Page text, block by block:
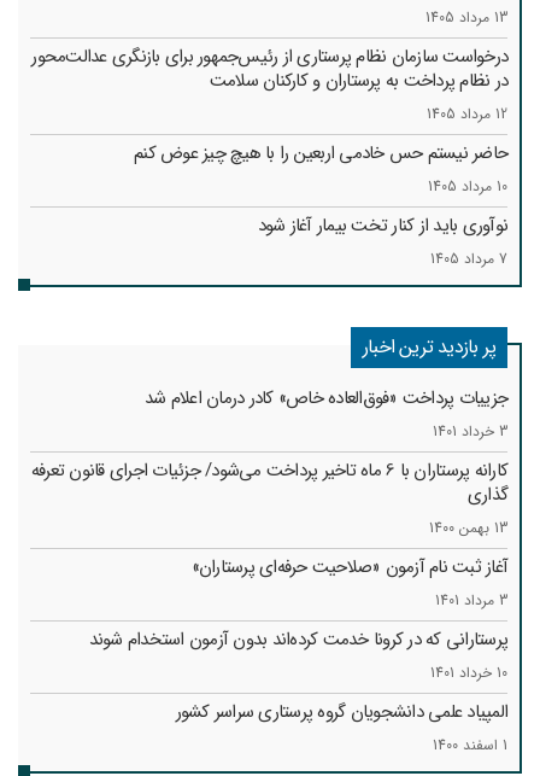
13 مرداد 1405
درخواست سازمان نظام پرستاری از رئیس‌جمهور برای بازنگری عدالت‌محور
در نظام پرداخت به پرستاران و کارکنان سلامت
12 مرداد 1405
حاضر نیستم حس خادمی اربعین را با هیچ چیز عوض کنم
10 مرداد 1405
نوآوری باید از کنار تخت بیمار آغاز شود
7 مرداد 1405
پر بازدید ترین اخبار
جزییات پرداخت «فوق‌العاده خاص» کادر درمان اعلام شد
3 خرداد 1401
کارانه‌ پرستاران با 6 ماه تاخیر پرداخت می‌شود/ جزئیات اجرای قانون تعرفه
گذاری
13 بهمن 1400
آغاز ثبت نام آزمون «صلاحیت حرفه‌ای پرستاران»
3 مرداد 1401
پرستارانی که در کرونا خدمت کرد‌ه‌اند بدون آزمون استخدام شوند
10 خرداد 1401
المپیاد علمی دانشجویان گروه پرستاری سراسر کشور
1 اسفند 1400